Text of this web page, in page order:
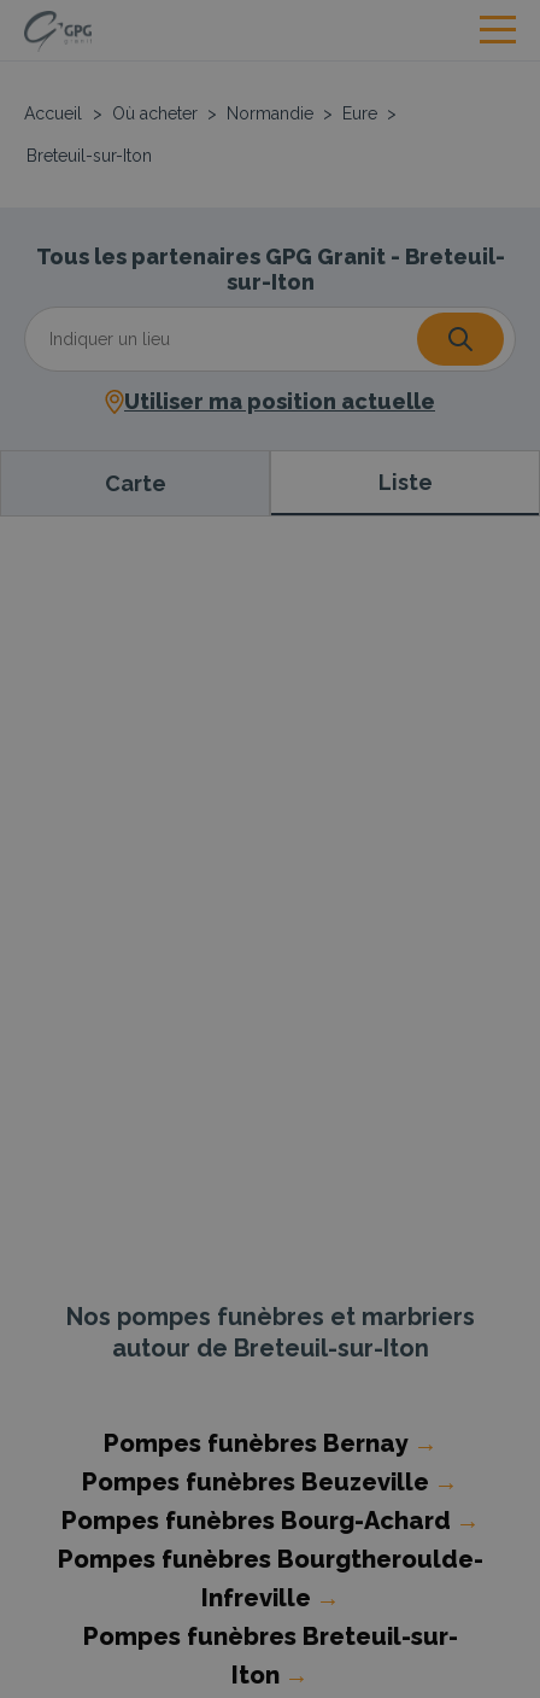
Accueil > Où acheter > Normandie > Eure >
Breteuil-sur-Iton
Tous les partenaires GPG Granit - Breteuil-
sur-Iton
Utiliser ma position actuelle
Carte Liste
Nos pompes funèbres et marbriers
autour de Breteuil-sur-Iton
Pompes funèbres Bernay →
Pompes funèbres Beuzeville →
Pompes funèbres Bourg-Achard →
Pompes funèbres Bourgtheroulde-
Infreville →
Pompes funèbres Breteuil-sur-
Iton →